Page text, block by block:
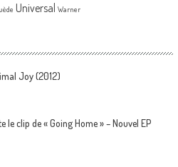
Universal Warner
Joy (2012)
le clip de « Going Home » – Nouvel EP